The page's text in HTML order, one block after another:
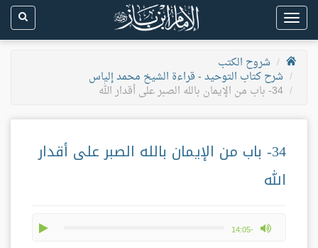
Toggle
navigation
شروح الكتب
شرح كتاب التوحيد - قراءة الشيخ محمد إلياس
34- باب من الإيمان بالله الصبر على أقدار الله
34- باب من الإيمان بالله الصبر على أقدار
الله
-14:05
max volume